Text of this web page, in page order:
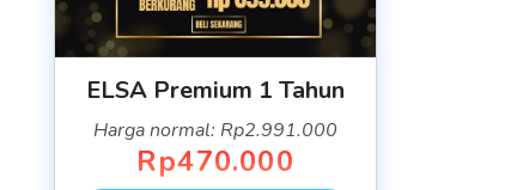
ELSA Premium 1 Tahun
Harga normal: Rp2.991.000
Rp470.000